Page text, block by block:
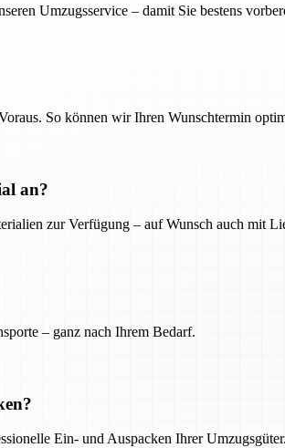
Umzugsservice – damit Sie bestens
So können wir Ihren Wunschtermin
an?
zur Verfügung – auf Wunsch auch mit
– ganz nach Ihrem Bedarf.
Ein- und Auspacken Ihrer Umzugsgüter.